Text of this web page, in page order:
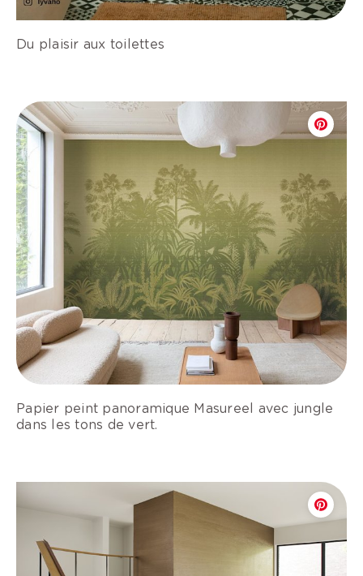
Du plaisir aux toilettes
Papier peint panoramique Masureel avec jungle
dans les tons de vert.